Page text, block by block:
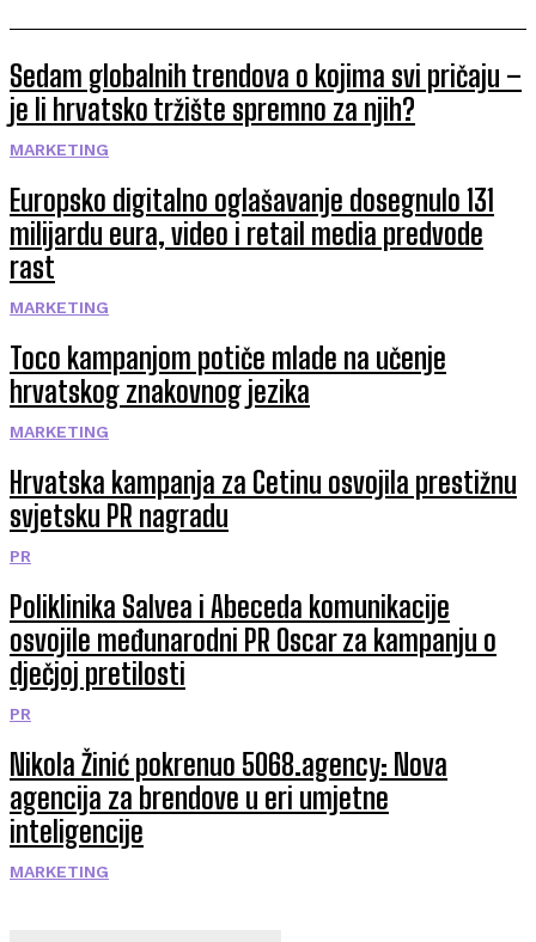
Sedam globalnih trendova o kojima svi pričaju –
je li hrvatsko tržište spremno za njih?
MARKETING
Europsko digitalno oglašavanje dosegnulo 131
milijardu eura, video i retail media predvode
rast
MARKETING
Toco kampanjom potiče mlade na učenje
hrvatskog znakovnog jezika
MARKETING
Hrvatska kampanja za Cetinu osvojila prestižnu
svjetsku PR nagradu
PR
Poliklinika Salvea i Abeceda komunikacije
osvojile međunarodni PR Oscar za kampanju o
dječjoj pretilosti
PR
Nikola Žinić pokrenuo 5068.agency: Nova
agencija za brendove u eri umjetne
inteligencije
MARKETING